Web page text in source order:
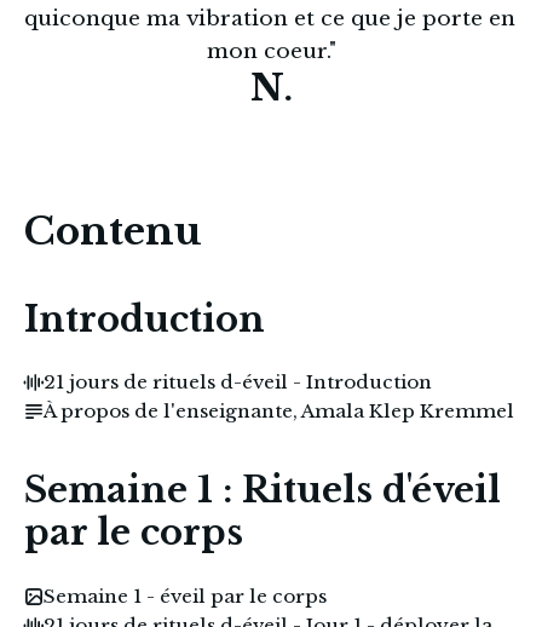
quiconque ma vibration et ce que je porte en
mon coeur."
N.
Contenu
Introduction
21 jours de rituels d-éveil - Introduction
À propos de l'enseignante, Amala Klep Kremmel
Semaine 1 : Rituels d'éveil
par le corps
Semaine 1 - éveil par le corps